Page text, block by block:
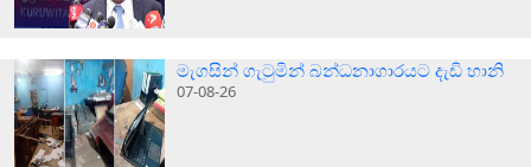
මැගසින් ගැටුමින් බන්ධනාගාරයට දැඩි හානි
07-08-26